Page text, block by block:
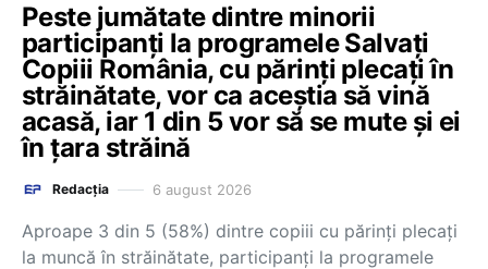
Peste jumătate dintre minorii
participanți la programele Salvați
Copiii România, cu părinți plecați în
străinătate, vor ca aceștia să vină
acasă, iar 1 din 5 vor să se mute și ei
în țara străină
Redacția 6 august 2026
Aproape 3 din 5 (58%) dintre copiii cu părinți plecați
la muncă în străinătate, participanți la programele